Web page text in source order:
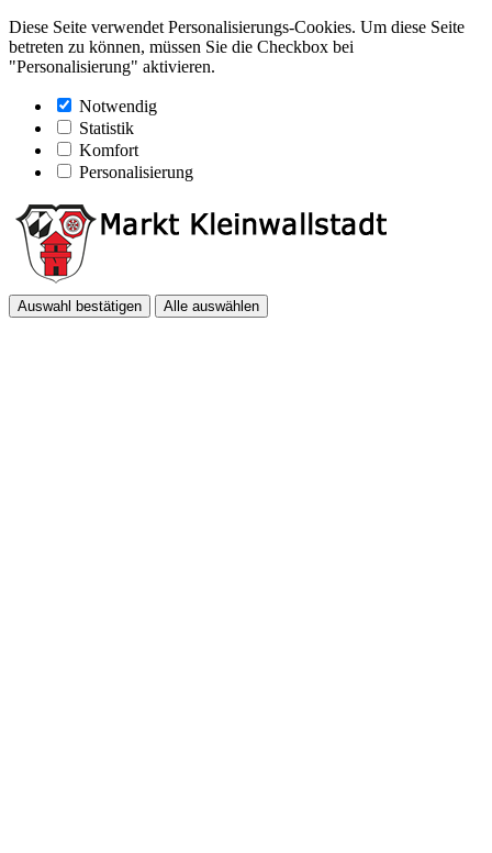
Diese Seite verwendet Personalisierungs-Cookies. Um diese Seite
betreten zu können, müssen Sie die Checkbox bei
"Personalisierung" aktivieren.
Notwendig
Statistik
Komfort
Personalisierung
Auswahl bestätigen Alle auswählen